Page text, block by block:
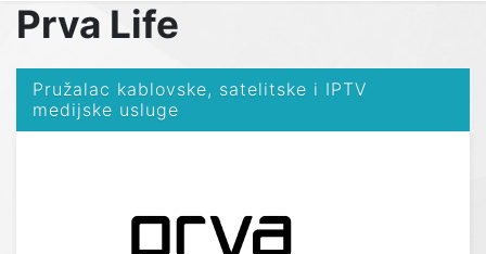
Prva Life
Pružalac kablovske, satelitske i IPTV
medijske usluge